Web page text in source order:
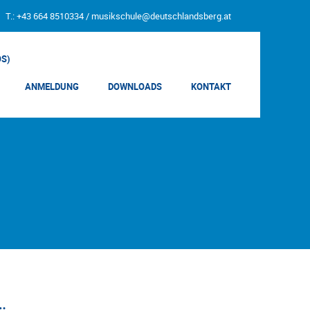
T.: +43 664 8510334 / musikschule@deutschlandsberg.at
ANMELDUNG DOWNLOADS KONTAKT